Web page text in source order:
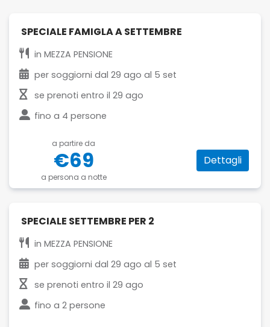
SPECIALE FAMIGLA A SETTEMBRE
in MEZZA PENSIONE
per soggiorni dal 29 ago al 5 set
se prenoti entro il 29 ago
fino a 4 persone
a partire da
€69
a persona a notte
Dettagli
SPECIALE SETTEMBRE PER 2
in MEZZA PENSIONE
per soggiorni dal 29 ago al 5 set
se prenoti entro il 29 ago
fino a 2 persone